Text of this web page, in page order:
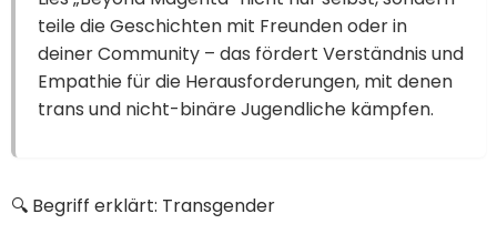
teile die Geschichten mit Freunden oder in
deiner Community – das fördert Verständnis und
Empathie für die Herausforderungen, mit denen
trans und nicht-binäre Jugendliche kämpfen.
🔍 Begriff erklärt: Transgender